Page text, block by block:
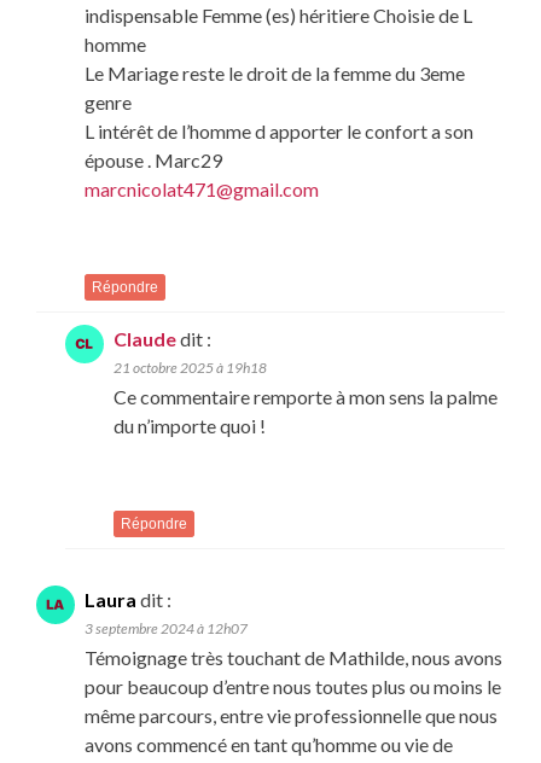
indispensable Femme (es) héritiere Choisie de L
homme
Le Mariage reste le droit de la femme du 3eme
genre
L intérêt de l’homme d apporter le confort a son
épouse . Marc29
marcnicolat471@gmail.com
Répondre
Claudedit :
21 octobre 2025 à 19h18
Ce commentaire remporte à mon sens la palme
du n’importe quoi !
Répondre
Laura dit :
3 septembre 2024 à 12h07
Témoignage très touchant de Mathilde, nous avons
pour beaucoup d’entre nous toutes plus ou moins le
même parcours, entre vie professionnelle que nous
avons commencé en tant qu’homme ou vie de